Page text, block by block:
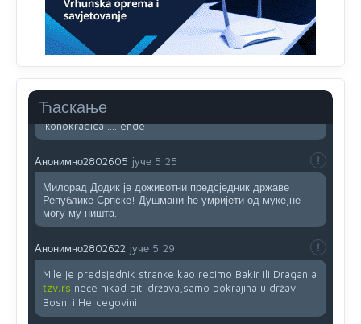
Ћаскање
Mnogi nesposobni ljudi su daleko dogurali. Ko je
nesposoban može raditi sve. Sposobni rade samo ono
što znaju.
....i onda su na tenkovima NATO pakta, na vlast došli
jedna baba i jedan švercer dezerter ratni profiter i
ikonokradica .... ende
Анонимно2802605 јуче 5:25
Милорад Додик је доживотни предсједник државе
Републике Српске! Душмани ће умријети од муке,не
могу му ништа.
Анонимно2802622 јуче 5:29
Mile je predsjednik stranke kao recimo Bakir ili Dragan a
tzv.rs neće nikad biti država,samo pokrajina u državi
Bosni i Hercegovini